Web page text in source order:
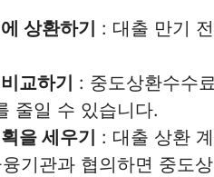
상환하기
: 대출 만기
교하기
: 중도상환수수
줄일 수 있습니다.
을 세우기
: 대출 상환
기관과 협의하면 중도